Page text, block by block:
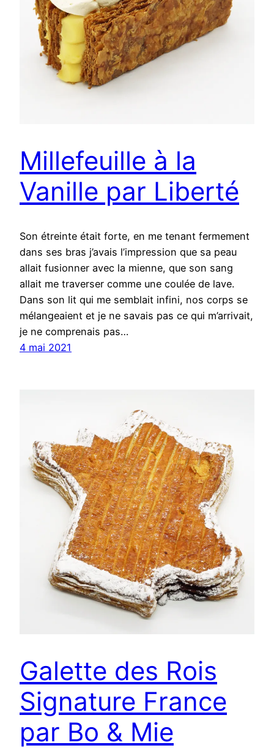
Millefeuille à la
Vanille par Liberté
Son étreinte était forte, en me tenant fermement
dans ses bras j’avais l’impression que sa peau
allait fusionner avec la mienne, que son sang
allait me traverser comme une coulée de lave.
Dans son lit qui me semblait infini, nos corps se
mélangeaient et je ne savais pas ce qui m’arrivait,
je ne comprenais pas…
4 mai 2021
Galette des Rois
Signature France
par Bo & Mie